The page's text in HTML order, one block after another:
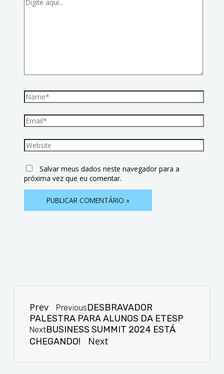
Salvar meus dados neste navegador para a
próxima vez que eu comentar.
Prev PreviousDESBRAVADOR
PALESTRA PARA ALUNOS DA ETESP
NextBUSINESS SUMMIT 2024 ESTÁ
CHEGANDO!
Next